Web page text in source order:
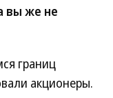
вы же не
границ
акционеры.